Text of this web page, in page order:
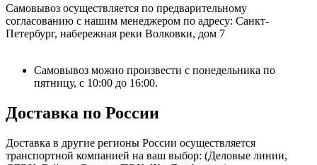
Самовывоз осуществляется по предварительному
согласованию с нашим менеджером по адресу: Санкт-
Петербург, набережная реки Волковки, дом 7
Самовывоз можно произвести с понедельника по
пятницу, с 10:00 до 16:00.
Доставка по России
Доставка в другие регионы России осуществляется
транспортной компанией на ваш выбор: (Деловые линии,